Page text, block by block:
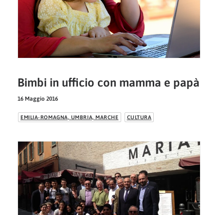
Bimbi in ufficio con mamma e papà
16 Maggio 2016
EMILIA-ROMAGNA, UMBRIA, MARCHE CULTURA